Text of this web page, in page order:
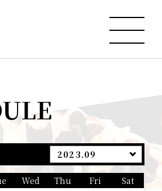
2023.09
Wed Thu Fri
Sat